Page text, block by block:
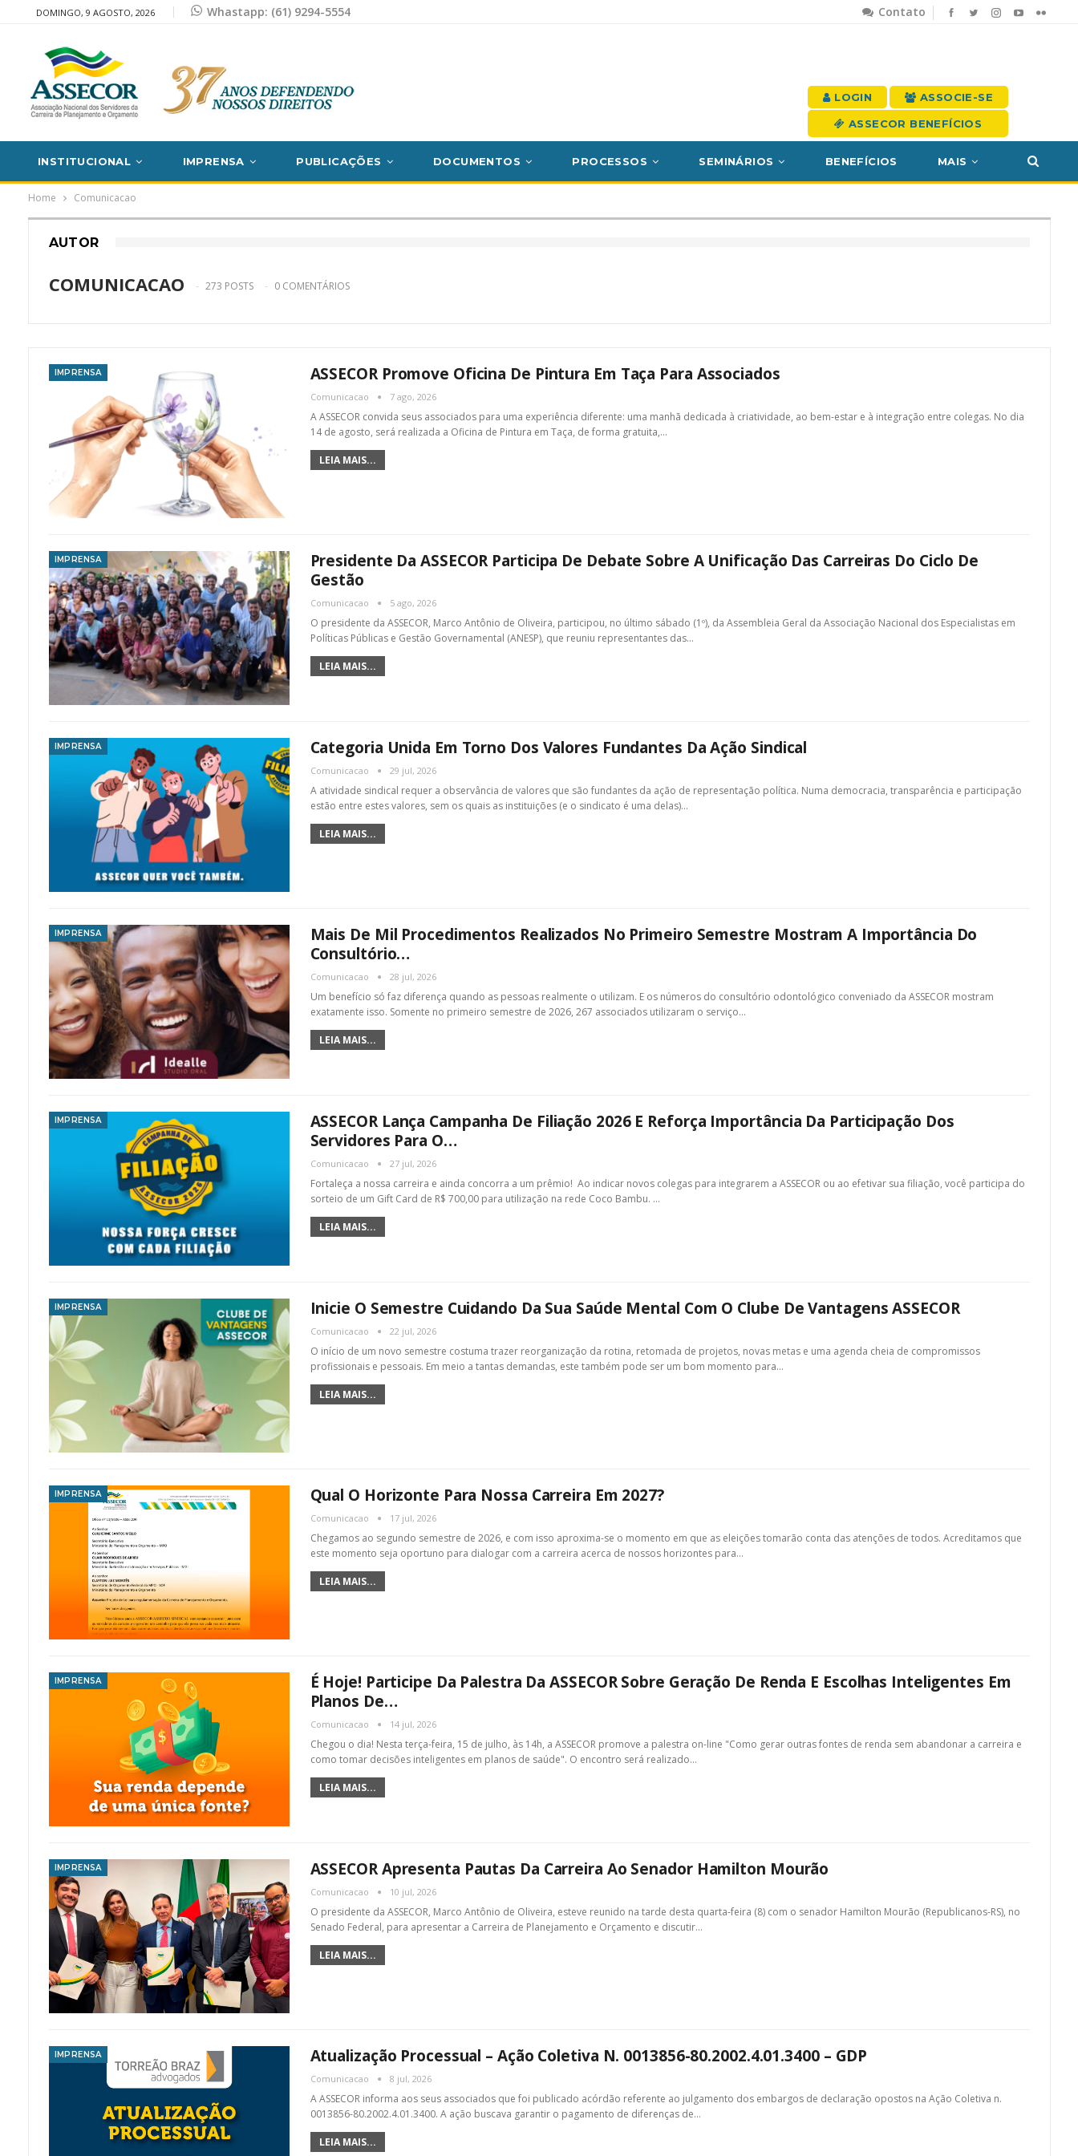
Contato
DOMINGO, 9 AGOSTO, 2026 Whastapp: (61) 9294-5554
LOGIN ASSOCIE-SE
ASSECOR BENEFÍCIOS
INSTITUCIONAL IMPRENSA PUBLICAÇÕES DOCUMENTOS PROCESSOS SEMINÁRIOS BENEFÍCIOS MAIS
Home Comunicacao
AUTOR
COMUNICACAO 273 POSTS 0 COMENTÁRIOS
IMPRENSA ASSECOR Promove Oficina De Pintura Em Taça Para Associados
Comunicacao 7 ago, 2026
A ASSECOR convida seus associados para uma experiência diferente: uma manhã dedicada à criatividade, ao bem-estar e à integração entre colegas. No dia
14 de agosto, será realizada a Oficina de Pintura em Taça, de forma gratuita,…
LEIA MAIS...
IMPRENSA
Presidente Da ASSECOR Participa De Debate Sobre A Unificação Das Carreiras Do Ciclo De
Gestão
Comunicacao 5 ago, 2026
O presidente da ASSECOR, Marco Antônio de Oliveira, participou, no último sábado (1º), da Assembleia Geral da Associação Nacional dos Especialistas em
Políticas Públicas e Gestão Governamental (ANESP), que reuniu representantes das…
LEIA MAIS...
IMPRENSA Categoria Unida Em Torno Dos Valores Fundantes Da Ação Sindical
Comunicacao 29 jul, 2026
A atividade sindical requer a observância de valores que são fundantes da ação de representação política. Numa democracia, transparência e participação
estão entre estes valores, sem os quais as instituições (e o sindicato é uma delas)…
LEIA MAIS...
IMPRENSA
Mais De Mil Procedimentos Realizados No Primeiro Semestre Mostram A Importância Do
Consultório…
Comunicacao 28 jul, 2026
Um benefício só faz diferença quando as pessoas realmente o utilizam. E os números do consultório odontológico conveniado da ASSECOR mostram
exatamente isso. Somente no primeiro semestre de 2026, 267 associados utilizaram o serviço…
LEIA MAIS...
IMPRENSA
ASSECOR Lança Campanha De Filiação 2026 E Reforça Importância Da Participação Dos
Servidores Para O…
Comunicacao 27 jul, 2026
Fortaleça a nossa carreira e ainda concorra a um prêmio! Ao indicar novos colegas para integrarem a ASSECOR ou ao efetivar sua filiação, você participa do
sorteio de um Gift Card de R$ 700,00 para utilização na rede Coco Bambu. …
LEIA MAIS...
IMPRENSA Inicie O Semestre Cuidando Da Sua Saúde Mental Com O Clube De Vantagens ASSECOR
Comunicacao 22 jul, 2026
O início de um novo semestre costuma trazer reorganização da rotina, retomada de projetos, novas metas e uma agenda cheia de compromissos
profissionais e pessoais. Em meio a tantas demandas, este também pode ser um bom momento para…
LEIA MAIS...
IMPRENSA Qual O Horizonte Para Nossa Carreira Em 2027?
Comunicacao 17 jul, 2026
Chegamos ao segundo semestre de 2026, e com isso aproxima-se o momento em que as eleições tomarão conta das atenções de todos. Acreditamos que
este momento seja oportuno para dialogar com a carreira acerca de nossos horizontes para…
LEIA MAIS...
IMPRENSA
É Hoje! Participe Da Palestra Da ASSECOR Sobre Geração De Renda E Escolhas Inteligentes Em
Planos De…
Comunicacao 14 jul, 2026
Chegou o dia! Nesta terça-feira, 15 de julho, às 14h, a ASSECOR promove a palestra on-line "Como gerar outras fontes de renda sem abandonar a carreira e
como tomar decisões inteligentes em planos de saúde". O encontro será realizado…
LEIA MAIS...
IMPRENSA ASSECOR Apresenta Pautas Da Carreira Ao Senador Hamilton Mourão
Comunicacao 10 jul, 2026
O presidente da ASSECOR, Marco Antônio de Oliveira, esteve reunido na tarde desta quarta-feira (8) com o senador Hamilton Mourão (Republicanos-RS), no
Senado Federal, para apresentar a Carreira de Planejamento e Orçamento e discutir…
LEIA MAIS...
IMPRENSA Atualização Processual – Ação Coletiva N. 0013856-80.2002.4.01.3400 – GDP
Comunicacao 8 jul, 2026
A ASSECOR informa aos seus associados que foi publicado acórdão referente ao julgamento dos embargos de declaração opostos na Ação Coletiva n.
0013856-80.2002.4.01.3400. A ação buscava garantir o pagamento de diferenças de…
LEIA MAIS...